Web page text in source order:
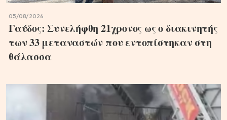
05/08/2026
Γαύδος: Συνελήφθη 21χρονος ως ο διακινητής
των 33 μεταναστών που εντοπίστηκαν στη
θάλασσα